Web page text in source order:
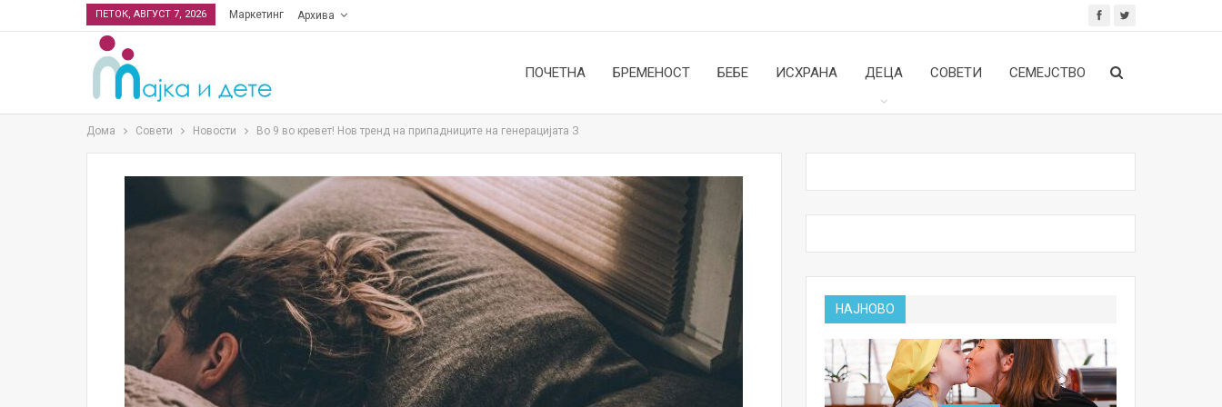
ПЕТОК, АВГУСТ 7, 2026 Маркетинг Архива
ПОЧЕТНА БРЕМЕНОСТ БЕБЕ ИСХРАНА ДЕЦА СОВЕТИ СЕМЕЈСТВО
Дома Совети Новости Во 9 во кревет! Нов тренд на припадниците на генерацијата З
НАЈНОВО
НОВОСТИ